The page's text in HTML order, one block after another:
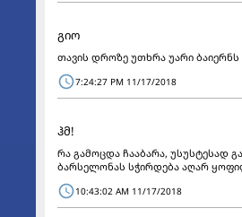
გიო
თავის დროზე უთხრა უარი ბაიერნს
7:24:27 PM 11/17/2018
ჰმ!
რა გამოცდა ჩააბარა, უსუსტესად
ბარსელონას სჭირდება აღარ
10:43:02 AM 11/17/2018